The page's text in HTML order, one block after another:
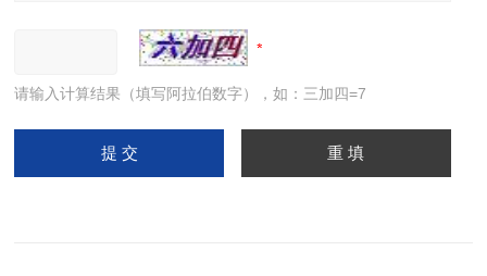
请输入计算结果（填写阿拉伯数字），如：三加四=7